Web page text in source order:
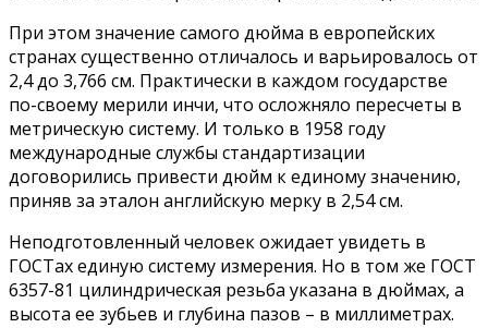
При этом значение самого дюйма в европейских
странах существенно отличалось и варьировалось от
2,4 до 3,766 см. Практически в каждом государстве
по-своему мерили инчи, что осложняло пересчеты в
метрическую систему. И только в 1958 году
международные службы стандартизации
договорились привести дюйм к единому значению,
приняв за эталон английскую мерку в 2,54 см.
Неподготовленный человек ожидает увидеть в
ГОСТах единую систему измерения. Но в том же ГОСТ
6357-81 цилиндрическая резьба указана в дюймах, а
высота ее зубьев и глубина пазов – в миллиметрах.